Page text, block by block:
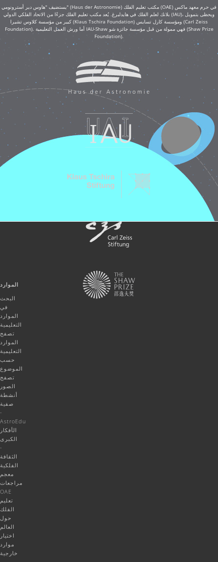
يستضيف "هاوس دير أسترونومي" (Haus der Astronomie) مكتب تعليم الفلك (OAE) في حرم معهد ماكس
بلانك لعلم الفلك في هايدلبرغ. يُعد مكتب تعليم الفلك جزءًا من الاتحاد الفلكي الدولي (IAU)، ويحظى بتمويل
كبير من مؤسسة كلاوس تشيرا (Klaus Tschira Foundation) ومؤسسة كارل تسايس (Carl Zeiss
Foundation). أما ورش العمل التعليمية IAU-Shaw فهي ممولة من قبل مؤسسة جائزة شو (Shaw Prize
Foundation).
الموارد
البحث
في
الموارد
التعليمية
تصفح
الموارد
التعليمية
حسب
الموضوع
تصفح
الصور
أنشطة
صفية
-
AstroEdu
الأفكار
الكبرى
-
الثقافة
الفلكية
معجم
مراجعات
OAE
تعليم
الفلك
حول
العالم
اختيار
موارد
خارجية